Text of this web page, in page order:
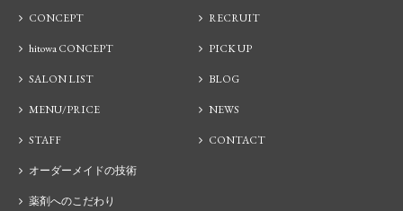
CONCEPT
hitowa CONCEPT
SALON LIST
MENU/PRICE
STAFF
オーダーメイドの技術
薬剤へのこだわり
RECRUIT
PICK UP
BLOG
NEWS
CONTACT